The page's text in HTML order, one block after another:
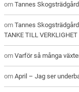
omTannes
omTannes
TANKE TILL VERKLIGHET
omVarför så många
omApril – Jag ser